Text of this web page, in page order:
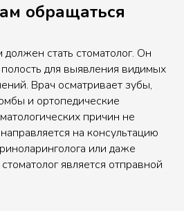
обращаться
стать стоматолог. Он
для выявления видимых
Врач осматривает зубы,
и ортопедические
причин не
на консультацию
или даже
является отправной